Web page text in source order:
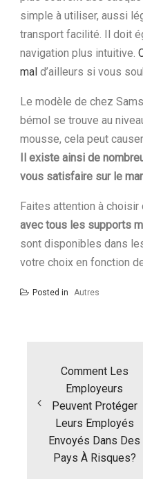
simple à utiliser, aussi
transport facilité. Il doit
navigation plus intuitive.
mal d’ailleurs si vous
Le modèle de chez
bémol se trouve au
mousse, cela peut
Il existe ainsi de
vous satisfaire sur le
Faites attention à choisir
avec tous les supports
sont disponibles dans
votre choix en fonction
Posted in Autres
Comment Les
Employeurs
Peuvent Protéger
Leurs Employés
Envoyés Dans Des
Pays À Risques?